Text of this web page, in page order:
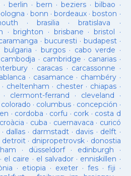
· berlin ·bern ·beziers ·bilbao ·
·bonn ·bordeaux ·boston ·
·brasilia ·bratislava ·
·brighton · brisbane · bristol ·
· bucuresti · budapest·
bulgaria · burgos· cabo verde ·
cambodja · cambridge · canarias·
· caracas · carcassonne ·
· casamance · chambéry·
· cheltenham · chester· chiapas ·
· clermont-ferrand · cleveland ·
colorado · columbus· concepción ·
· cordoba · corfu · cork · costa d
croàcia · cuba · cuernavaca · curicó
· dallas · darmstadt· davis · delft ·
detroit· dnipropetrovsk· donostia
· düsseldorf· edinburgh ·
· el caire · el salvador · enniskillen ·
· etiopia · exeter· fes· fiji ·